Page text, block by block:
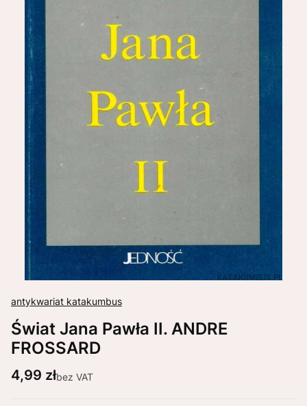
antykwariat katakumbus
Świat Jana Pawła II. ANDRE
FROSSARD
Cena
4,99 złbez VAT